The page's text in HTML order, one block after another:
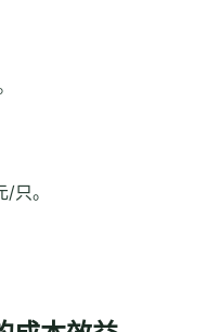
只。